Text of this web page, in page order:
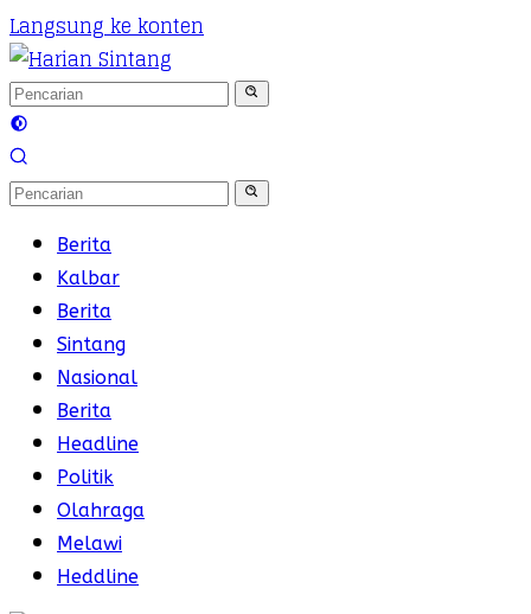
Langsung ke konten
Berita
Kalbar
Berita
Sintang
Nasional
Berita
Headline
Politik
Olahraga
Melawi
Heddline